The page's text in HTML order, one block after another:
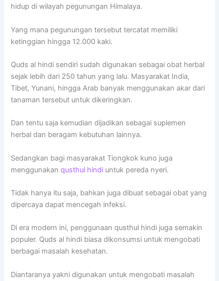
hidup di wilayah pegunungan Himalaya.
Yang mana pegunungan tersebut tercatat memiliki
ketinggian hingga 12.000 kaki.
Quds al hindi sendiri sudah digunakan sebagai obat herbal
sejak lebih dari 250 tahun yang lalu. Masyarakat India,
Tibet, Yunani, hingga Arab banyak menggunakan akar dari
tanaman tersebut untuk dikeringkan.
Dan tentu saja kemudian dijadikan sebagai suplemen
herbal dan beragam kebutuhan lainnya.
Sedangkan bagi masyarakat Tiongkok kuno juga
menggunakanqusthul hindi untuk pereda nyeri.
Tidak hanya itu saja, bahkan juga dibuat sebagai obat yang
dipercaya dapat mencegah infeksi.
Di era modern ini, penggunaan qusthul hindi juga semakin
populer. Quds al hindi biasa dikonsumsi untuk mengobati
berbagai masalah kesehatan.
Diantaranya yakni digunakan untuk mengobati masalah